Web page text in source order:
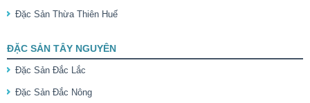
Đặc Sản Thừa Thiên Huế
ĐẶC SẢN TÂY NGUYÊN
Đặc Sản Đắc Lắc
Đặc Sản Đắc Nông